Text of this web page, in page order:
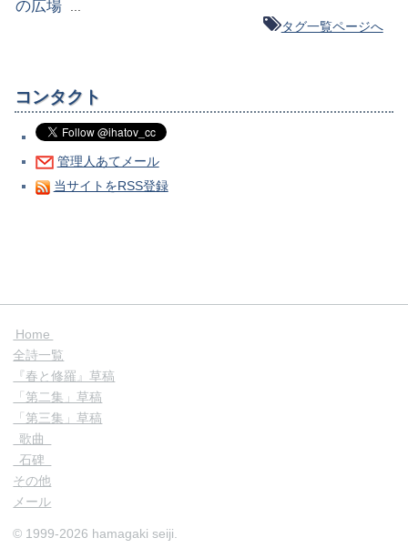
の広場
タグ一覧ページへ
コンタクト
管理人あてメール
当サイトをRSS登録
Home
全詩一覧
『春と修羅』草稿
「第二集」草稿
「第三集」草稿
歌曲
石碑
その他
メール
© 1999-2026 hamagaki seiji.